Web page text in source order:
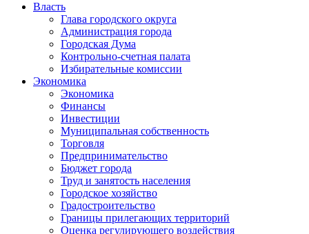
Власть
Глава городского округа
Администрация города
Городская Дума
Контрольно-счетная палата
Избирательные комиссии
Экономика
Экономика
Финансы
Инвестиции
Муниципальная собственность
Торговля
Предпринимательство
Бюджет города
Труд и занятость населения
Городское хозяйство
Градостроительство
Границы прилегающих территорий
Оценка регулирующего воздействия